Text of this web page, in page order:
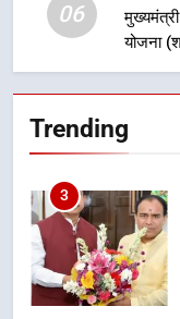
06
योजना
Trending
3